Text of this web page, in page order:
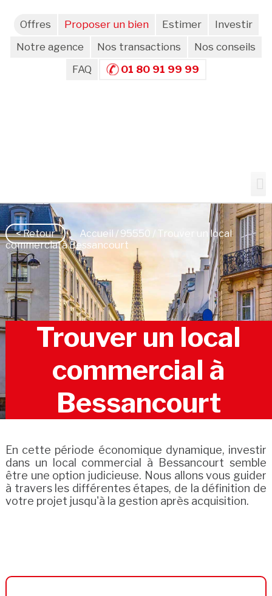
Offres Proposer un bien Estimer
Investir
Notre agence
Nos transactions
Nos conseils
FAQ
01 80 91 99 99
< Retour Accueil / 95550 / Trouver un local
commercial à Bessancourt
Trouver un local
commercial à
Bessancourt
En cette période économique dynamique, investir
dans un local commercial à Bessancourt semble
être une option judicieuse. Nous allons vous guider
à travers les différentes étapes, de la définition de
votre projet jusqu'à la gestion après acquisition.